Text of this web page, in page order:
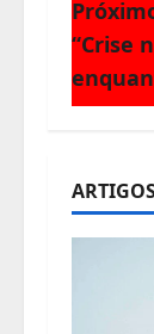
v
e
g
ç
“Crise